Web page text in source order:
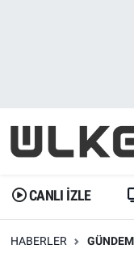
CANLI İZLE
HABERLER GÜNDEM
Gündem
Dünya
Gündem
Trend
İstanbul
Trafik Durumu